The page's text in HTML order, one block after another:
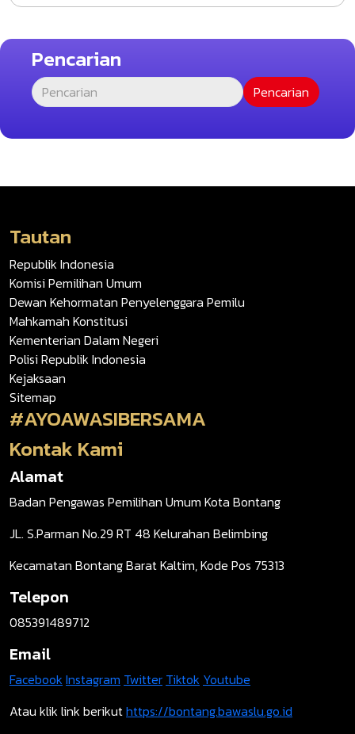
Pencarian
Tautan
Republik Indonesia
Komisi Pemilihan Umum
Dewan Kehormatan Penyelenggara Pemilu
Mahkamah Konstitusi
Kementerian Dalam Negeri
Polisi Republik Indonesia
Kejaksaan
Sitemap
#AYOAWASIBERSAMA
Kontak Kami
Alamat
Badan Pengawas Pemilihan Umum Kota Bontang
JL. S.Parman No.29 RT 48 Kelurahan Belimbing
Kecamatan Bontang Barat Kaltim, Kode Pos 75313
Telepon
085391489712
Email
Facebook Instagram Twitter Tiktok Youtube
Atau klik link berikuthttps://bontang.bawaslu.go.id